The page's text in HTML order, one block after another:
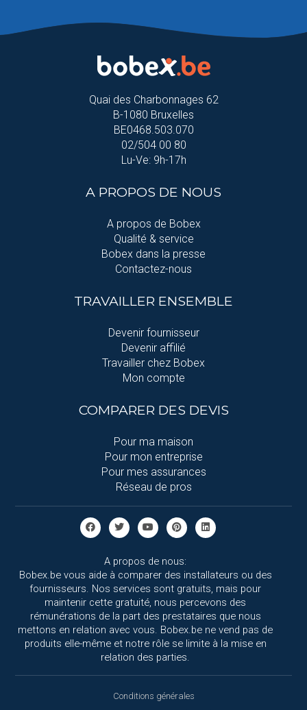
Quai des Charbonnages 62
B-1080 Bruxelles
BE0468.503.070
02/504 00 80
Lu-Ve: 9h-17h
A PROPOS DE NOUS
A propos de Bobex
Qualité & service
Bobex dans la presse
Contactez-nous
TRAVAILLER ENSEMBLE
Devenir fournisseur
Devenir affilié
Travailler chez Bobex
Mon compte
COMPARER DES DEVIS
Pour ma maison
Pour mon entreprise
Pour mes assurances
Réseau de pros
A propos de nous:
Bobex.be vous aide à comparer des installateurs ou des
fournisseurs. Nos services sont gratuits, mais pour
maintenir cette gratuité, nous percevons des
rémunérations de la part des prestataires que nous
mettons en relation avec vous. Bobex.be ne vend pas de
produits elle-même et notre rôle se limite à la mise en
relation des parties.
Conditions générales